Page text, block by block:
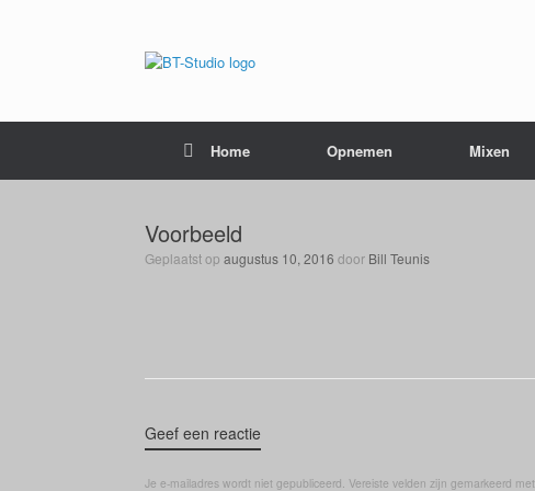
Home Opnemen Mixen
Voorbeeld
Geplaatst op augustus 10, 2016 door Bill Teunis
Geef een reactie
Je e-mailadres wordt niet gepubliceerd. Vereiste velden zijn gemarkeerd met